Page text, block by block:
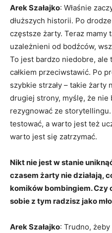
Arek Szałajko: Właśnie
dłuższych historii. Po
częstsze żarty. Teraz mamy
uzależnieni od bodźców,
To jest bardzo niedobre, ale
całkiem przeciwstawić. Po
szybkie strzały – takie żarty
drugiej strony, myślę, że nie
rezygnować ze storytellingu.
testować, a warto jest też
warto jest się zatrzymać.
Nikt nie jest w stanie
czasem żarty nie działają,
komików bombingiem. Czy
sobie z tym radzisz jako
Arek Szałajko: Trudno,